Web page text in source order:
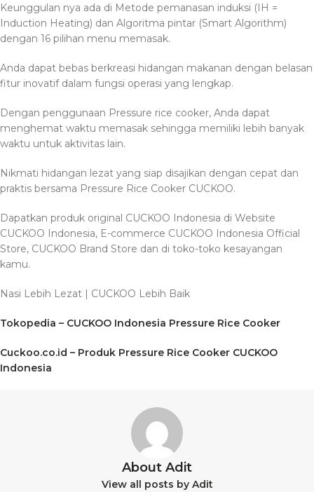
Keunggulan nya ada di Metode pemanasan induksi (IH =
Induction Heating) dan Algoritma pintar (Smart Algorithm)
dengan 16 pilihan menu memasak.
Anda dapat bebas berkreasi hidangan makanan dengan belasan
fitur inovatif dalam fungsi operasi yang lengkap.
Dengan penggunaan Pressure rice cooker, Anda dapat
menghemat waktu memasak sehingga memiliki lebih banyak
waktu untuk aktivitas lain.
Nikmati hidangan lezat yang siap disajikan dengan cepat dan
praktis bersama Pressure Rice Cooker CUCKOO.
Dapatkan produk original CUCKOO Indonesia di Website
CUCKOO Indonesia, E-commerce CUCKOO Indonesia Official
Store, CUCKOO Brand Store dan di toko-toko kesayangan
kamu.
Nasi Lebih Lezat | CUCKOO Lebih Baik
Tokopedia – CUCKOO Indonesia Pressure Rice Cooker
Cuckoo.co.id – Produk Pressure Rice Cooker CUCKOO
Indonesia
About Adit
View all posts by Adit